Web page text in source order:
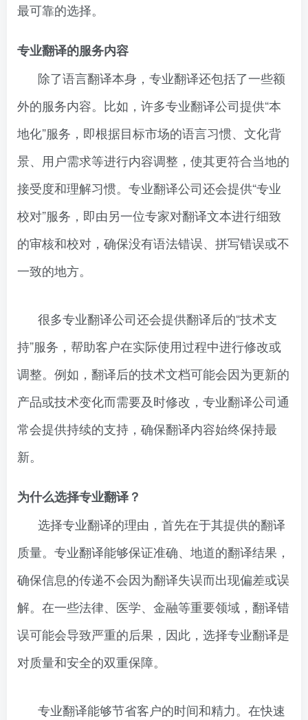
最可靠的选择。
专业翻译的服务内容
除了语言翻译本身，专业翻译还包括了一些额
外的服务内容。比如，许多专业翻译公司提供“本
地化”服务，即根据目标市场的语言习惯、文化背
景、用户需求等进行内容调整，使其更符合当地的
接受度和理解习惯。专业翻译公司还会提供“专业
校对”服务，即由另一位专家对翻译文本进行细致
的审核和校对，确保没有语法错误、拼写错误或不
一致的地方。
很多专业翻译公司还会提供翻译后的“技术支
持”服务，帮助客户在实际使用过程中进行修改或
调整。例如，翻译后的技术文档可能会因为更新的
产品或技术变化而需要及时修改，专业翻译公司通
常会提供持续的支持，确保翻译内容始终保持最
新。
为什么选择专业翻译？
选择专业翻译的理由，首先在于其提供的翻译
质量。专业翻译能够保证准确、地道的翻译结果，
确保信息的传递不会因为翻译失误而出现偏差或误
解。在一些法律、医学、金融等重要领域，翻译错
误可能会导致严重的后果，因此，选择专业翻译是
对质量和安全的双重保障。
专业翻译能够节省客户的时间和精力。在快速